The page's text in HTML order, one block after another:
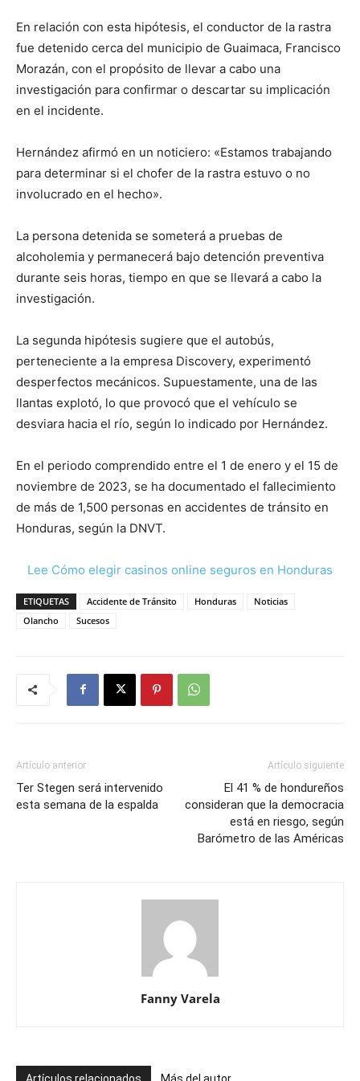
En relación con esta hipótesis, el conductor de la rastra
fue detenido cerca del municipio de Guaimaca, Francisco
Morazán, con el propósito de llevar a cabo una
investigación para confirmar o descartar su implicación
en el incidente.
Hernández afirmó en un noticiero: «Estamos trabajando
para determinar si el chofer de la rastra estuvo o no
involucrado en el hecho».
La persona detenida se someterá a pruebas de
alcoholemia y permanecerá bajo detención preventiva
durante seis horas, tiempo en que se llevará a cabo la
investigación.
La segunda hipótesis sugiere que el autobús,
perteneciente a la empresa Discovery, experimentó
desperfectos mecánicos. Supuestamente, una de las
llantas explotó, lo que provocó que el vehículo se
desviara hacia el río, según lo indicado por Hernández.
En el periodo comprendido entre el 1 de enero y el 15 de
noviembre de 2023, se ha documentado el fallecimiento
de más de 1,500 personas en accidentes de tránsito en
Honduras, según la DNVT.
Lee Cómo elegir casinos online seguros en Honduras
ETIQUETAS Accidente de Tránsito Honduras
Noticias
Olancho
Sucesos
Artículo anterior
Ter Stegen será intervenido
esta semana de la espalda
Artículo siguiente
El 41 % de hondureños
consideran que la democracia
está en riesgo, según
Barómetro de las Américas
Fanny Varela
Artículos relacionados Más del autor